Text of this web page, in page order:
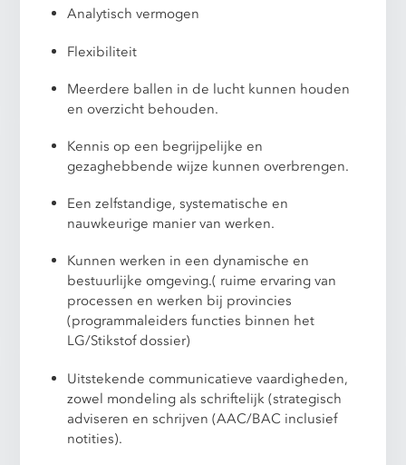
Analytisch vermogen
Flexibiliteit
Meerdere ballen in de lucht kunnen houden
en overzicht behouden.
Kennis op een begrijpelijke en
gezaghebbende wijze kunnen overbrengen.
Een zelfstandige, systematische en
nauwkeurige manier van werken.
Kunnen werken in een dynamische en
bestuurlijke omgeving.( ruime ervaring van
processen en werken bij provincies
(programmaleiders functies binnen het
LG/Stikstof dossier)
Uitstekende communicatieve vaardigheden,
zowel mondeling als schriftelijk (strategisch
adviseren en schrijven (AAC/BAC inclusief
notities).